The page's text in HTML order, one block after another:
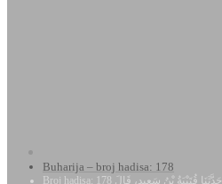
Buharija – broj hadisa: 178
Broj hadisa: 178 حَدَّثَنَا قُتَيْبَةُ بْنُ سَعِيدٍ، قَالَ